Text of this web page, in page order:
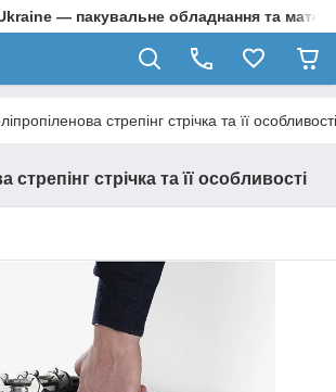
— пакувальне обладнання та
стрепінг стрічка та її особливості
стрепінг стрічка та її особливості